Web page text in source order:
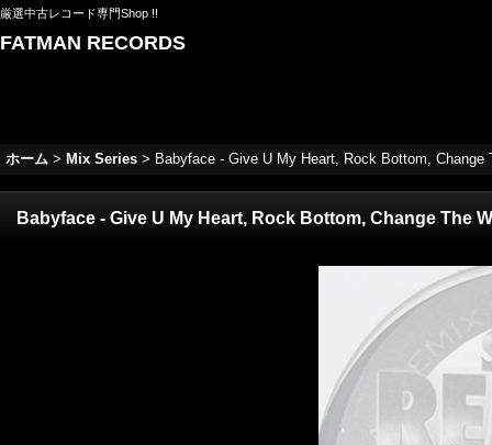
厳選中古レコード専門Shop !!
FATMAN RECORDS
ホーム > Mix Series > Babyface - Give U My Heart, Rock Bottom,
Babyface - Give U My Heart, Rock Bottom, Change The